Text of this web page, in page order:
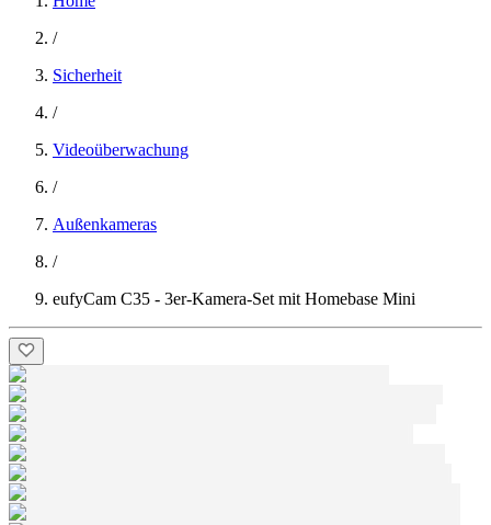
/
Sicherheit
/
Videoüberwachung
/
Außenkameras
/
eufyCam C35 - 3er-Kamera-Set mit Homebase Mini